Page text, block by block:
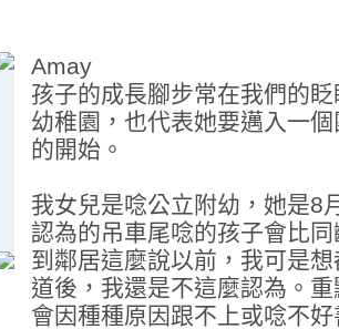
Amay
孩子的成長腳步常在我們的
幼稚園，也代表她要邁入一
的開始。
我女兒是唸公立附幼，她是8
認為的吊車尾唸的孩子會比
到鄰居這麼說以前，我可是
道後，我還是不這麼認為。
會因種種原因跟不上或唸不